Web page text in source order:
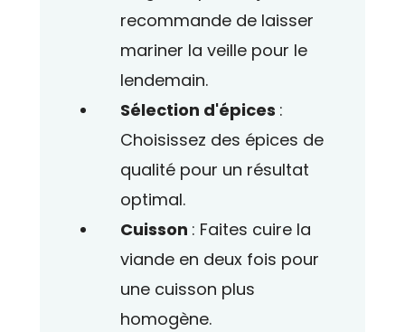
recommande de laisser
mariner la veille pour le
lendemain.
Sélection d'épices :
Choisissez des épices de
qualité pour un résultat
optimal.
Cuisson : Faites cuire la
viande en deux fois pour
une cuisson plus
homogène.